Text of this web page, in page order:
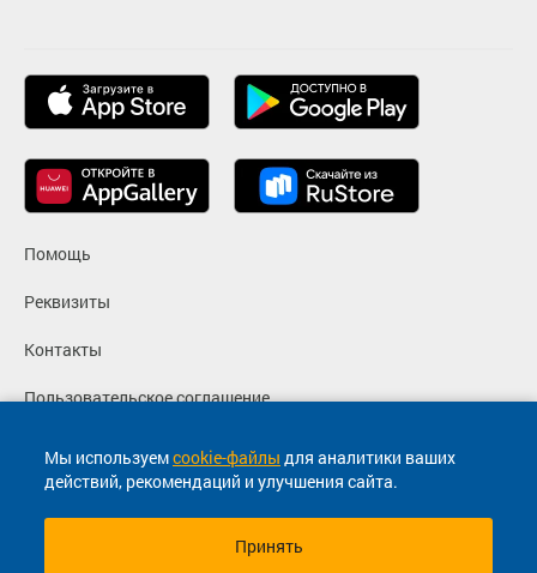
Мы используемcookie-файлы для аналитики ваших
действий, рекомендаций и улучшения сайта.
Принять
Помощь
Реквизиты
Контакты
Пользовательское соглашение
Политика конфиденциальности
Согласие на маркетинговые сообщения
© 2013-2026, ООО "Капитал"- Онлайн сервис продажи